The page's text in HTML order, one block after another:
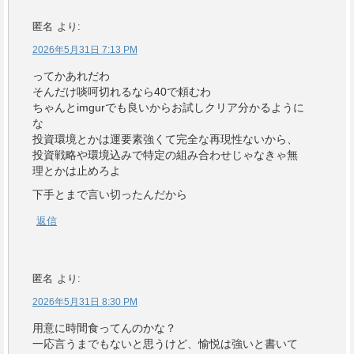
匿名 より:
2026年5月31日 7:13 PM
ってかあれだわ
そんだけ啖呵切れるなら40で頼むわ
ちゃんとimgurでも良いからお試しクリア分かるように
な
投資環境とかは運要素強くて完全な再現性ないから、
投資戦略や環境込みで特定の組み合わせじゃなきゃ無
理とかは止めろよ
下手とまで言い切ったんだから
返信
匿名 より:
2026年5月31日 8:30 PM
用意に時間食ってんのかな？
一応言うまでもないと思うけど、愉悦は強いと書いて